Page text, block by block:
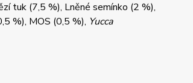
tuk (7,5 %), Lněné semínko (2 %),
%), MOS (0,5 %), Yucca